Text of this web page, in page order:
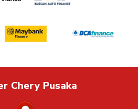
Chery Pusaka